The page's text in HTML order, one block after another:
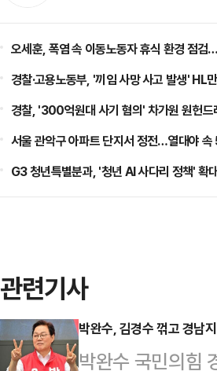
오세훈, 폭염 속 이동노동자 휴식 환경 점
경찰·고용노동부, '끼임 사망 사고 발생' HL
경찰, '300억원대 사기 혐의' 차가원 원헌드
서울 관악구 아파트 단지서 정전…열대야
G3 청년특별분과, '청년 AI 사다리 정책' 확
관련기사
박완수, 김경수 꺾고 경남
박완수 국민의힘